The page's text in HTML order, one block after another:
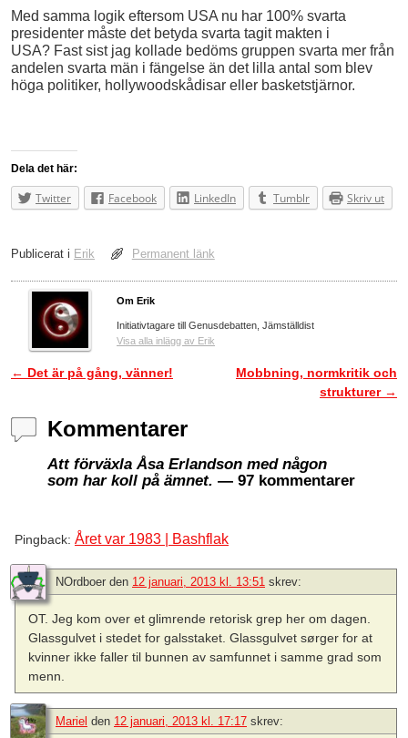
Med samma logik eftersom USA nu har 100% svarta
presidenter måste det betyda svarta tagit makten i
USA? Fast sist jag kollade bedöms gruppen svarta mer från
andelen svarta män i fängelse än det lilla antal som blev
höga politiker, hollywoodskådisar eller basketstjärnor.
Dela det här:
Twitter Facebook LinkedIn Tumblr Skriv ut
Publicerat i Erik Permanent länk
Om Erik
Initiativtagare till Genusdebatten, Jämställdist
Visa alla inlägg av Erik
Inläggsnavigering
← Det är på gång, vänner!
Mobbning, normkritik och
strukturer →
Kommentarer
Att förväxla Åsa Erlandson med någon
som har koll på ämnet. — 97 kommentarer
Pingback: Året var 1983 | Bashflak
NOrdboer den 12 januari, 2013 kl. 13:51 skrev:
OT. Jeg kom over et glimrende retorisk grep her om dagen.
Glassgulvet i stedet for galsstaket. Glassgulvet sørger for at
kvinner ikke faller til bunnen av samfunnet i samme grad som
menn.
Mariel den 12 januari, 2013 kl. 17:17 skrev: